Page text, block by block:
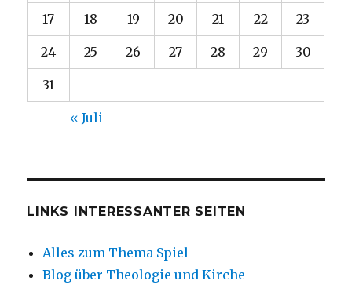
17 18 19 20 21 22 23
24 25 26 27 28 29 30
31
« Juli
LINKS INTERESSANTER SEITEN
Alles zum Thema Spiel
Blog über Theologie und Kirche